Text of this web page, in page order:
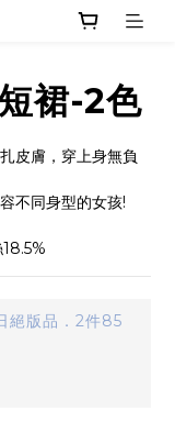
裙-2色
皮膚，穿上身無負
不同身型的女孩!
絕版品．2件85